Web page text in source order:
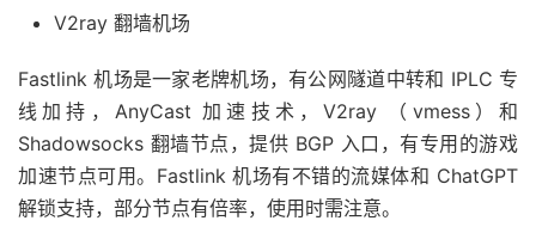
V2ray 翻墙机场
Fastlink 机场是一家老牌机场，有公网隧道中转和 IPLC 专
线加持，AnyCast 加速技术，V2ray （vmess）和
Shadowsocks 翻墙节点，提供 BGP 入口，有专用的游戏
加速节点可用。Fastlink 机场有不错的流媒体和 ChatGPT
解锁支持，部分节点有倍率，使用时需注意。